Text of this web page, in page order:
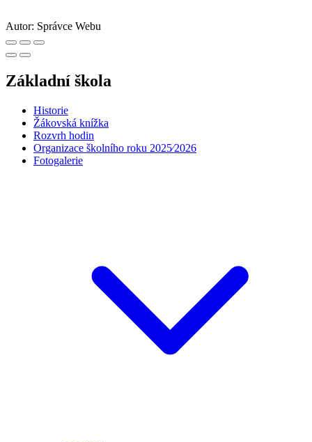
Autor: Správce Webu
Základní škola
Historie
Žákovská knížka
Rozvrh hodin
Organizace školního roku 2025⁄2026
Fotogalerie